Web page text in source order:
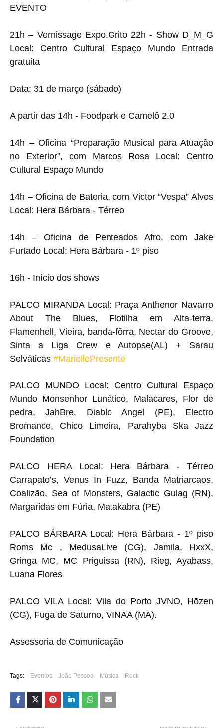
EVENTO
21h – Vernissage Expo.Grito 22h - Show D_M_G
Local: Centro Cultural Espaço Mundo Entrada
gratuita
Data: 31 de março (sábado)
A partir das 14h - Foodpark e Camelô 2.0
14h – Oficina “Preparação Musical para Atuação
no Exterior”, com Marcos Rosa Local: Centro
Cultural Espaço Mundo
14h – Oficina de Bateria, com Victor “Vespa” Alves
Local: Hera Bárbara - Térreo
14h – Oficina de Penteados Afro, com Jake
Furtado Local: Hera Bárbara - 1º piso
16h - Início dos shows
PALCO MIRANDA Local: Praça Anthenor Navarro
About The Blues, Flotilha em Alta-terra,
Flamenhell, Vieira, banda-fôrra, Nectar do Groove,
Sinta a Liga Crew e Autopse(AL) + Sarau
Selváticas #MariellePresente
PALCO MUNDO Local: Centro Cultural Espaço
Mundo Monsenhor Lunático, Malacares, Flor de
pedra, JahBre, Diablo Angel (PE), Electro
Bromance, Chico Limeira, Parahyba Ska Jazz
Foundation
PALCO HERA Local: Hera Bárbara - Térreo
Carrapato’s, Venus In Fuzz, Banda Matriarcaos,
Coalizão, Sea of Monsters, Galactic Gulag (RN),
Margaridas em Fúria, Matakabra (PE)
PALCO BÁRBARA Local: Hera Bárbara - 1º piso
Roms Mc , MedusaLive (CG), Jamila, HxxX,
Gringa MC, MC Priguissa (RN), Rieg, Ayabass,
Luana Flores
PALCO VILA Local: Vila do Porto JVNO, Hōzen
(CG), Fuga de Saturno, VINAA (MA).
Assessoria de Comunicação
Tags: Eventos João Pessoa Música Rock